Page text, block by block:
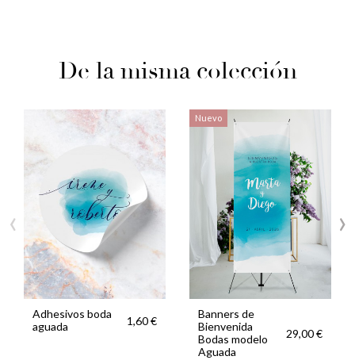
De la misma colección
Adhesivos boda
aguada
1,60 €
Nuevo
Banners de
Bienvenida
Bodas modelo
Aguada
29,00 €
‹ ›